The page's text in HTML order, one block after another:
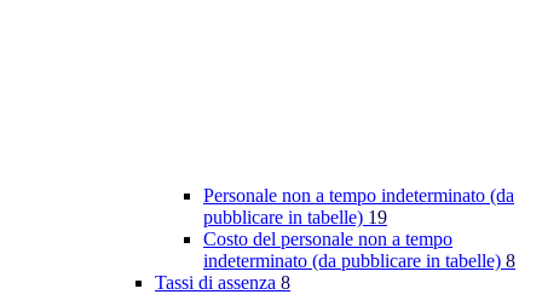
Personale non a tempo indeterminato (da
pubblicare in tabelle) 19
Costo del personale non a tempo
indeterminato (da pubblicare in tabelle) 8
Tassi di assenza 8